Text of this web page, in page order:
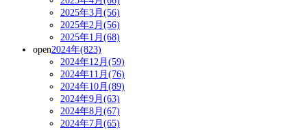
2025年3月(56)
2025年2月(56)
2025年1月(68)
open2024年(823)
2024年12月(59)
2024年11月(76)
2024年10月(89)
2024年9月(63)
2024年8月(67)
2024年7月(65)